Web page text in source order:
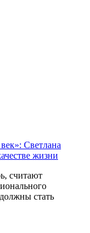
Светлана
жизни
считают
стать